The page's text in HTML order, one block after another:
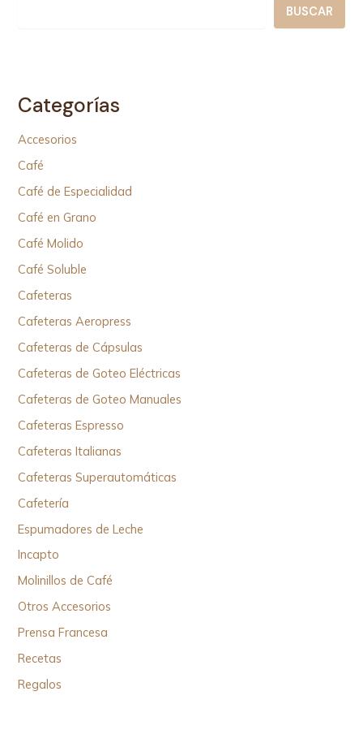
BUSCAR
Categorías
Accesorios
Café
Café de Especialidad
Café en Grano
Café Molido
Café Soluble
Cafeteras
Cafeteras Aeropress
Cafeteras de Cápsulas
Cafeteras de Goteo Eléctricas
Cafeteras de Goteo Manuales
Cafeteras Espresso
Cafeteras Italianas
Cafeteras Superautomáticas
Cafetería
Espumadores de Leche
Incapto
Molinillos de Café
Otros Accesorios
Prensa Francesa
Recetas
Regalos